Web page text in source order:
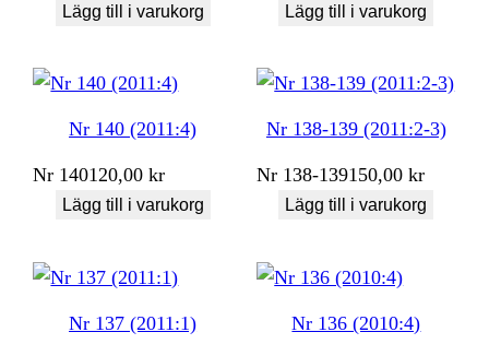
Lägg till i varukorg Lägg till i varukorg
Nr 140 (2011:4)
Nr 140120,00kr
Lägg till i varukorg
Nr 138-139 (2011:2-3)
Nr 138-139150,00kr
Lägg till i varukorg
Nr 137 (2011:1) Nr 136 (2010:4)